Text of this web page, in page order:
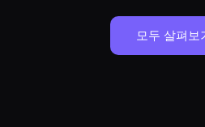
모두 살펴보